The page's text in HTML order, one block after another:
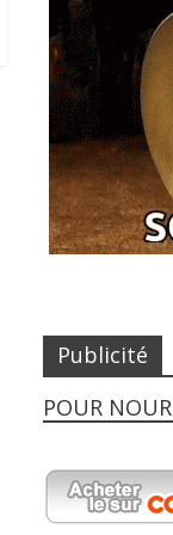
Publicité
POUR